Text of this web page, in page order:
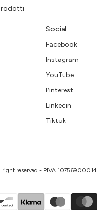
Social
Facebook
Instagram
YouTube
Pinterest
Linkedin
Tiktok
reserved - PIVA 10756900014